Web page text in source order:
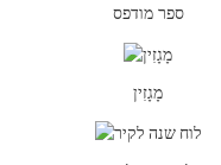
ספר מודפס
מָגָזִין